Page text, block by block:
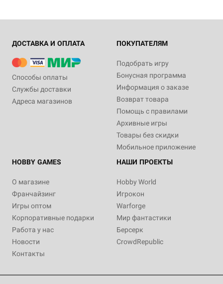
ДОСТАВКА И ОПЛАТА
Способы оплаты
Службы доставки
Адреса магазинов
ПОКУПАТЕЛЯМ
Подобрать игру
Бонусная программа
Информация о заказе
Возврат товара
Помощь с правилами
Архивные игры
Товары без скидки
Мобильное приложение
HOBBY GAMES
О магазине
Франчайзинг
Игры оптом
Корпоративные подарки
Работа у нас
Новости
Контакты
НАШИ ПРОЕКТЫ
Hobby World
Игрокон
Warforge
Мир фантастики
Берсерк
CrowdRepublic